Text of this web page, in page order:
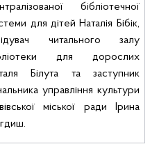
бібліотечної
для дітей Наталія Бібік,
читального залу
для дорослих
Білута та заступник
управління культури
міської ради Ірина
.